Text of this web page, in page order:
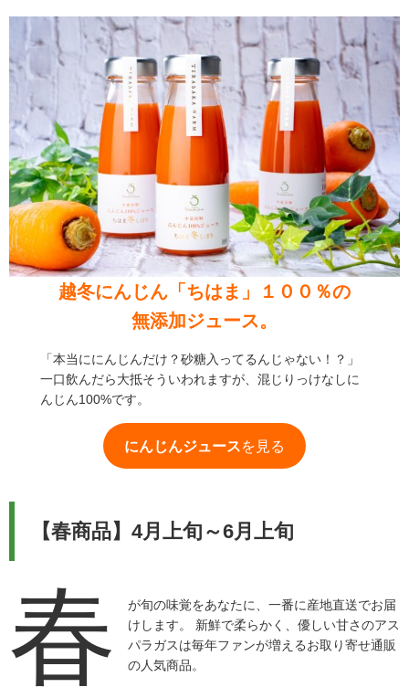
越冬にんじん「ちはま」１００％の
無添加ジュース。
「本当ににんじんだけ？砂糖入ってるんじゃない！？」
一口飲んだら大抵そういわれますが、混じりっけなしに
んじん100%です。
にんじんジュースを見る
【春商品】4月上旬～6月上旬
春
が旬の味覚をあなたに、一番に産地直送でお届
けします。 新鮮で柔らかく、優しい甘さのアス
パラガスは毎年ファンが増えるお取り寄せ通販
の人気商品。